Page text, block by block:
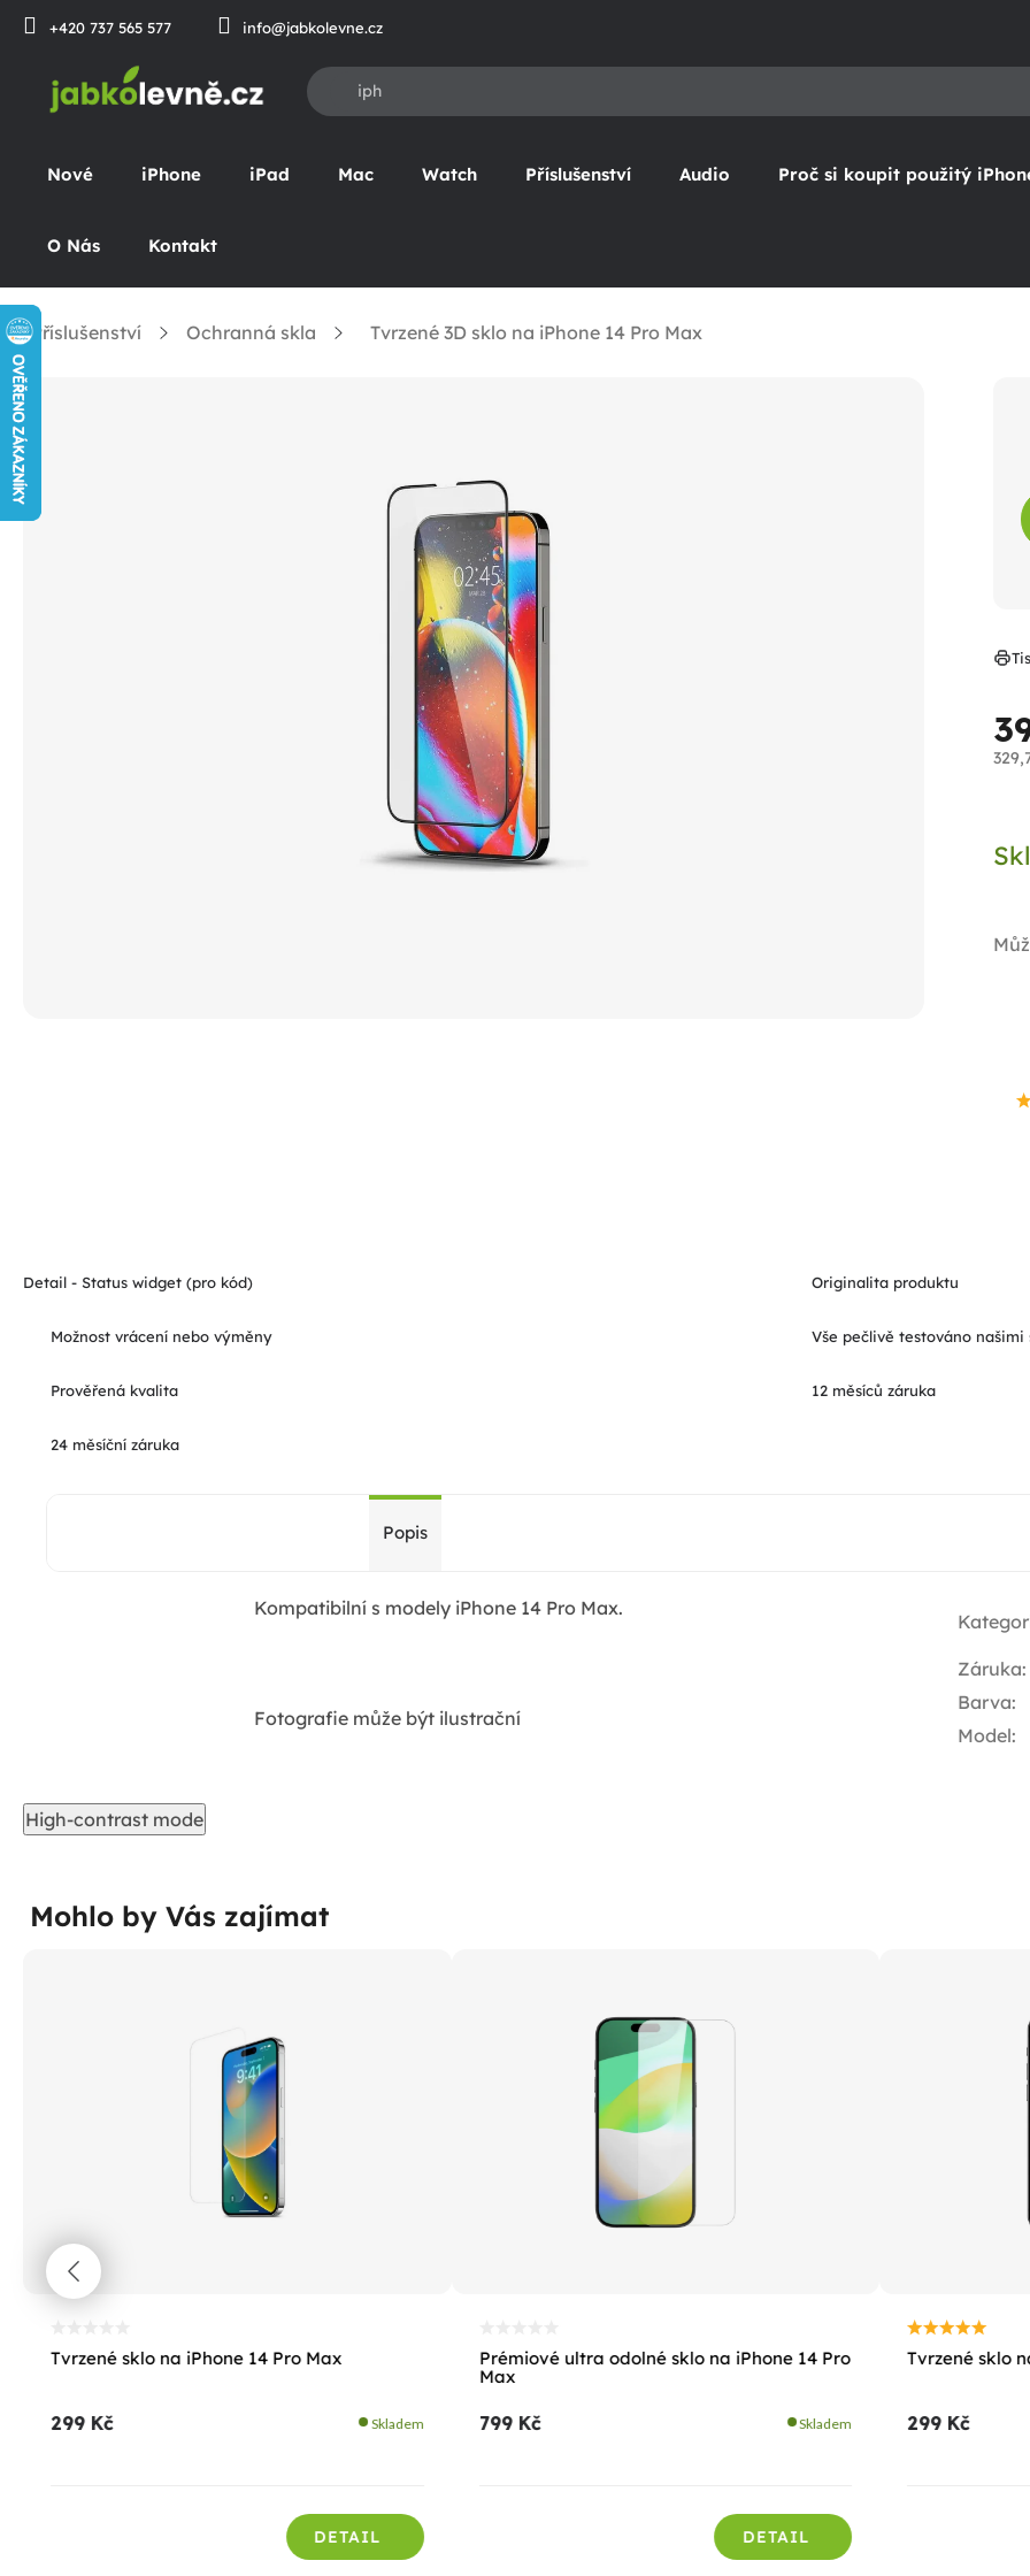
Přejít
+420 737 565 577 info@jabkolevne.cz
Nové iPhone iPad Mac Watch Příslušenství Audio Proč si koupit použitý
O Nás Kontakt
Příslušenství Ochranná skla Tvrzené 3D sklo na iPhone 14 Pro Max
Detail - Status widget (pro kód) Originalita produktu
Možnost vrácení nebo výměny Vše pečlivě testováno našimi
Prověřená kvalita 12 měsíců záruka
24 měsíční záruka
Popis
Kompatibilní s modely iPhone 14 Pro Max.
Fotografie může být ilustrační
Záruka:
Barva:
Model:
High-contrast mode
Mohlo by Vás zajímat
Tvrzené sklo na iPhone 14 Pro Max
299 Kč Skladem
DETAIL
Prémiové ultra odolné sklo na iPhone 14 Pro
Max
799 Kč Skladem
DETAIL
Tvrzené sklo
299 Kč